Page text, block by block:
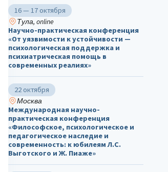
16 — 17 октября
Тула, online
Научно-практическая конференция
«От уязвимости к устойчивости —
психологическая поддержка и
психиатрическая помощь в
современных реалиях»
22 октября
Москва
Международная научно-
практическая конференция
«Философское, психологическое и
педагогическое наследие и
современность: к юбилеям Л.С.
Выготского и Ж. Пиаже»